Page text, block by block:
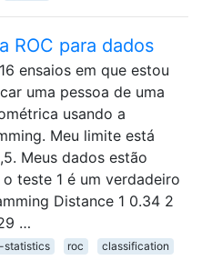
ROC para dados
ensaios em que estou
uma pessoa de uma
usando a
Meu limite está
Meus dados estão
teste 1 é um verdadeiro
Distance 1 0.34 2
…
statistics roc
classification